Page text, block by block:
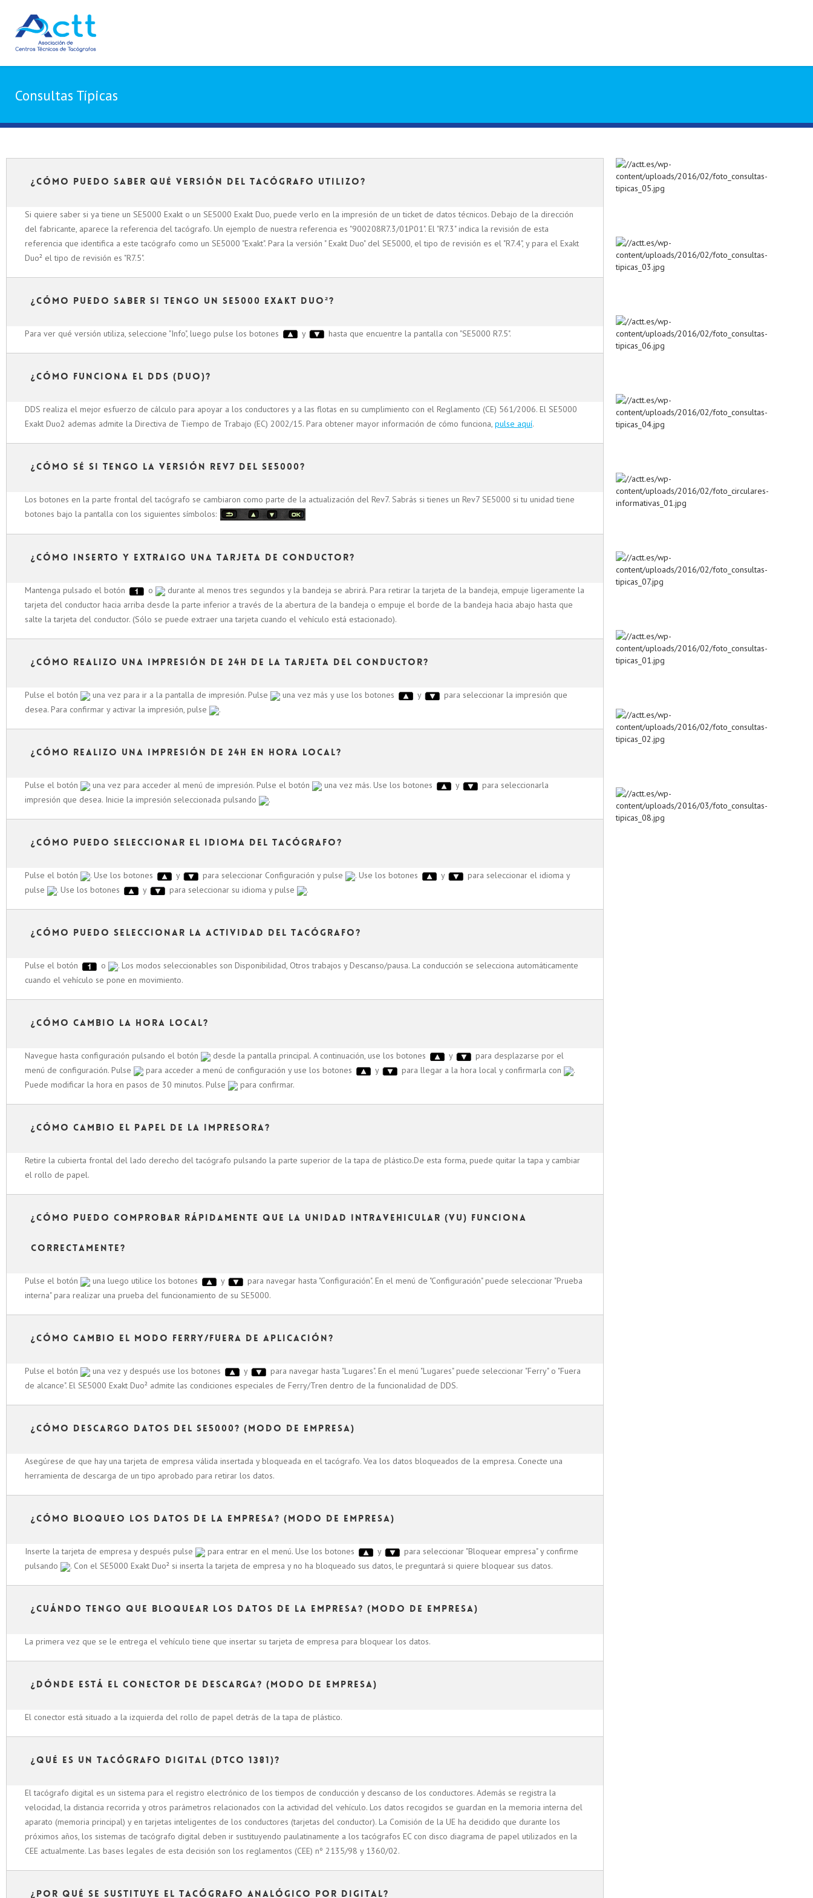
Consultas Típicas
¿Cómo puedo saber qué versión del tacógrafo utilizo?
Si quiere saber si ya tiene un SE5000 Exakt o un SE5000 Exakt Duo, puede verlo en la impresión de un ticket de datos técnicos. Debajo de la dirección
del fabricante, aparece la referencia del tacógrafo. Un ejemplo de nuestra referencia es "900208R7.3/01P01". El "R7.3" indica la revisión de esta
referencia que identifica a este tacógrafo como un SE5000 "Exakt". Para la versión " Exakt Duo" del SE5000, el tipo de revisión es el "R7.4", y para el Exakt
Duo² el tipo de revisión es "R7.5".
¿Cómo puedo saber si tengo un SE5000 Exakt Duo²?
Para ver qué versión utiliza, seleccione "Info", luego pulse los botones y hasta que encuentre la pantalla con "SE5000 R7.5".
¿Cómo funciona el DDS (Duo)?
DDS realiza el mejor esfuerzo de cálculo para apoyar a los conductores y a las flotas en su cumplimiento con el Reglamento (CE) 561/2006. El SE5000
Exakt Duo2 ademas admite la Directiva de Tiempo de Trabajo (EC) 2002/15. Para obtener mayor información de cómo funciona, pulse aquí.
¿Cómo sé si tengo la versión Rev7 del SE5000?
Los botones en la parte frontal del tacógrafo se cambiaron como parte de la actualización del Rev7. Sabrás si tienes un Rev7 SE5000 si tu unidad tiene
botones bajo la pantalla con los siguientes símbolos:
¿Cómo inserto y extraigo una tarjeta de conductor?
Mantenga pulsado el botón o
durante al menos tres segundos y la bandeja se abrirá. Para retirar la tarjeta de la bandeja, empuje ligeramente la
tarjeta del conductor hacia arriba desde la parte inferior a través de la abertura de la bandeja o empuje el borde de la bandeja hacia abajo hasta que
salte la tarjeta del conductor. (Sólo se puede extraer una tarjeta cuando el vehículo está estacionado).
¿Cómo realizo una impresión de 24h de la tarjeta del conductor?
Pulse el botón una vez para ir a la pantalla de impresión. Pulse una vez más y use los botones y
para seleccionar la impresión que
desea. Para confirmar y activar la impresión, pulse
.
¿Cómo realizo una impresión de 24h en hora local?
Pulse el botón una vez para acceder al menú de impresión. Pulse el botón una vez más. Use los botones y
para seleccionarla
impresión que desea. Inicie la impresión seleccionada pulsando
.
¿Cómo puedo seleccionar el idioma del tacógrafo?
Pulse el botón . Use los botones y para seleccionar Configuración y pulse . Use los botones y
para seleccionar el idioma y
pulse
. Use los botones y para seleccionar su idioma y pulse .
¿Cómo puedo seleccionar la actividad del tacógrafo?
Pulse el botón o
. Los modos seleccionables son Disponibilidad, Otros trabajos y Descanso/pausa. La conducción se selecciona automáticamente
cuando el vehículo se pone en movimiento.
¿Cómo cambio la hora local?
Navegue hasta configuración pulsando el botón desde la pantalla principal. A continuación, use los botones y
para desplazarse por el
menú de configuración. Pulse
para acceder a menú de configuración y use los botones y para llegar a la hora local y confirmarla con
.
Puede modificar la hora en pasos de 30 minutos. Pulse
para confirmar.
¿Cómo cambio el papel de la impresora?
Retire la cubierta frontal del lado derecho del tacógrafo pulsando la parte superior de la tapa de plástico.De esta forma, puede quitar la tapa y cambiar
el rollo de papel.
¿Cómo puedo comprobar rápidamente que la unidad intravehicular (VU) funciona
correctamente?
Pulse el botón una luego utilice los botones y
para navegar hasta "Configuración". En el menú de "Configuración" puede seleccionar "Prueba
interna" para realizar una prueba del funcionamiento de su SE5000.
¿Cómo cambio el modo Ferry/Fuera de aplicación?
Pulse el botón una vez y después use los botones y
para navegar hasta "Lugares". En el menú "Lugares" puede seleccionar "Ferry" o "Fuera
de alcance". El SE5000 Exakt Duo² admite las condiciones especiales de Ferry/Tren dentro de la funcionalidad de DDS.
¿Cómo descargo datos del SE5000? (Modo de empresa)
Asegúrese de que hay una tarjeta de empresa válida insertada y bloqueada en el tacógrafo. Vea los datos bloqueados de la empresa. Conecte una
herramienta de descarga de un tipo aprobado para retirar los datos.
¿Cómo bloqueo los datos de la empresa? (Modo de empresa)
Inserte la tarjeta de empresa y después pulse para entrar en el menú. Use los botones y
para seleccionar "Bloquear empresa" y confirme
pulsando
. Con el SE5000 Exakt Duo² si inserta la tarjeta de empresa y no ha bloqueado sus datos, le preguntará si quiere bloquear sus datos.
¿Cuándo tengo que bloquear los datos de la empresa? (Modo de empresa)
La primera vez que se le entrega el vehículo tiene que insertar su tarjeta de empresa para bloquear los datos.
¿Dónde está el conector de descarga? (Modo de empresa)
El conector está situado a la izquierda del rollo de papel detrás de la tapa de plástico.
¿Qué es un tacógrafo digital (DTCO 1381)?
El tacógrafo digital es un sistema para el registro electrónico de los tiempos de conducción y descanso de los conductores. Además se registra la
velocidad, la distancia recorrida y otros parámetros relacionados con la actividad del vehículo. Los datos recogidos se guardan en la memoria interna del
aparato (memoria principal) y en tarjetas inteligentes de los conductores (tarjetas del conductor). La Comisión de la UE ha decidido que durante los
próximos años, los sistemas de tacógrafo digital deben ir sustituyendo paulatinamente a los tacógrafos EC con disco diagrama de papel utilizados en la
CEE actualmente. Las bases legales de esta decisión son los reglamentos (CEE) nº 2135/98 y 1360/02.
¿Por qué se sustituye el tacógrafo analógico por digital?